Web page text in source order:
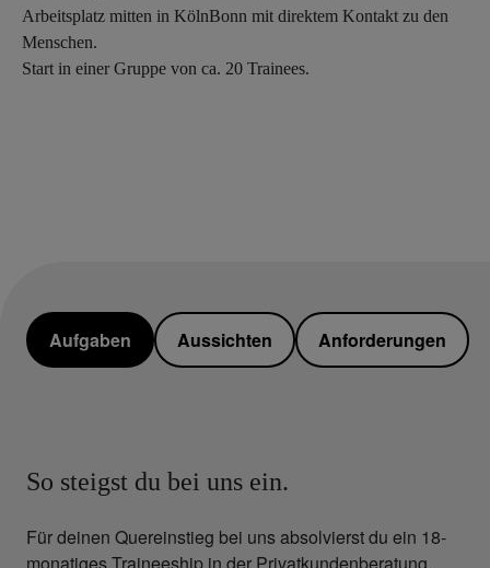
Arbeitsplatz mitten in KölnBonn mit direktem Kontakt zu den
Menschen.
Start in einer Gruppe von ca. 20 Trainees.
Aufgaben Aussichten Anforderungen
So steigst du bei uns ein.
Für deinen Quereinstieg bei uns absolvierst du ein 18-